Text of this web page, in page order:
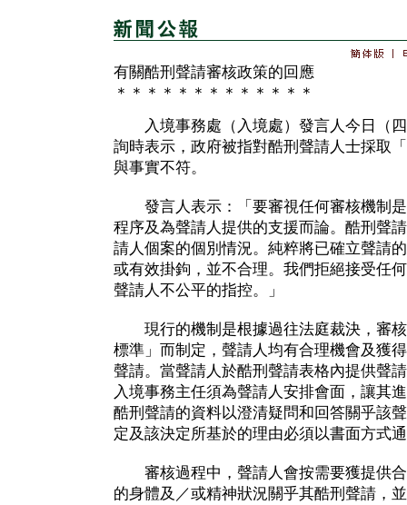
有關酷刑聲請審核政策的回應
＊＊＊＊＊＊＊＊＊＊＊＊＊
入境事務處（入境處）發言人今日（四
詢時表示，政府被指對酷刑聲請人士採取
與事實不符。
發言人表示：「要審視任何審核機制是
程序及為聲請人提供的支援而論。酷刑聲
請人個案的個別情況。純粹將已確立聲請
或有效掛鉤，並不合理。我們拒絕接受任
聲請人不公平的指控。」
現行的機制是根據過往法庭裁決，審核
標準」而制定，聲請人均有合理機會及獲
聲請。當聲請人於酷刑聲請表格內提供聲
入境事務主任須為聲請人安排會面，讓其
酷刑聲請的資料以澄清疑問和回答關乎該
定及該決定所基於的理由必須以書面方式
審核過程中，聲請人會按需要獲提供合
的身體及／或精神狀況關乎其酷刑聲請，